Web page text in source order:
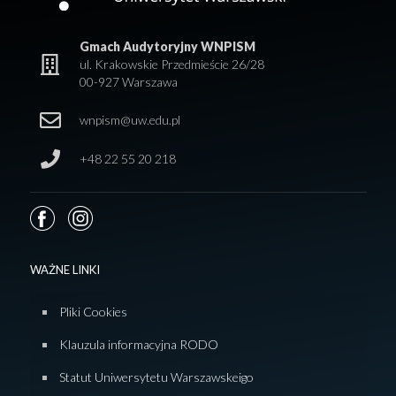
Gmach Audytoryjny WNPISM
ul. Krakowskie Przedmieście 26/28
00-927 Warszawa
wnpism@uw.edu.pl
+48 22 55 20 218
WAŻNE LINKI
Pliki Cookies
Klauzula informacyjna RODO
Statut Uniwersytetu Warszawskeigo